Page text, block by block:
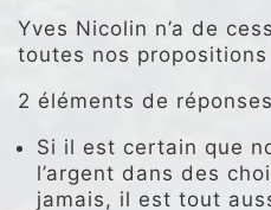
Yves Nicolin n’a de
toutes nos
2 éléments de
Si il est certain que
l’argent dans des
jamais, il est tout